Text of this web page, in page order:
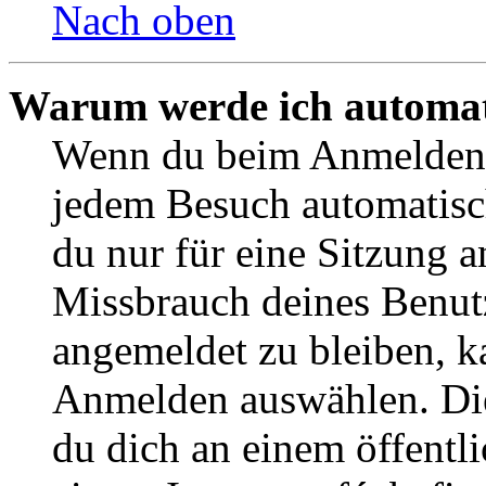
Nach oben
Warum werde ich
Wenn du beim
jedem Besuch
du nur für eine Sitzung
Missbrauch deines
angemeldet zu bleiben,
Anmelden auswählen.
du dich an einem